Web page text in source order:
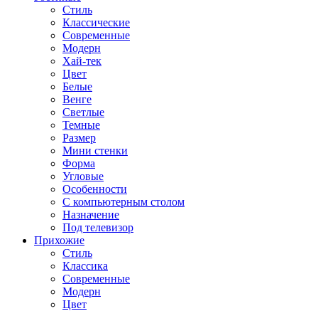
Стиль
Классические
Современные
Модерн
Хай-тек
Цвет
Белые
Венге
Светлые
Темные
Размер
Мини стенки
Форма
Угловые
Особенности
С компьютерным столом
Назначение
Под телевизор
Прихожие
Стиль
Классика
Современные
Модерн
Цвет